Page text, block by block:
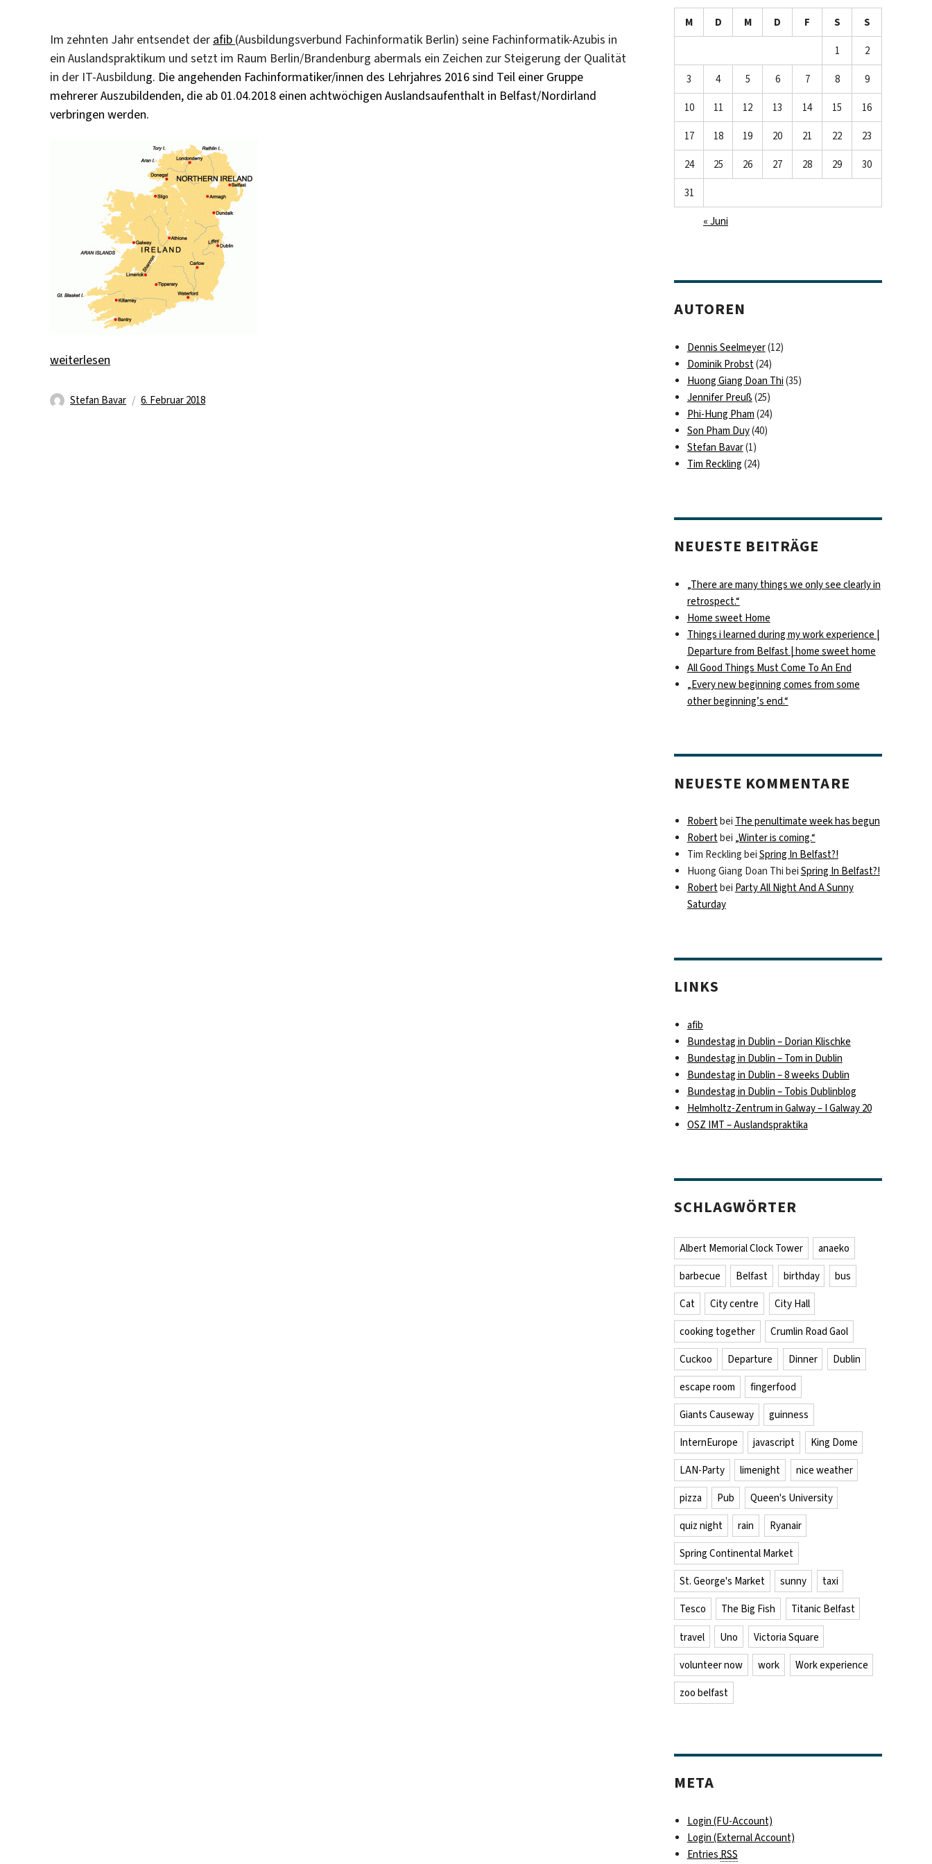
Im zehnten Jahr entsendet der afib (Ausbildungsverbund Fachinformatik Berlin) seine Fachinformatik-Azubis in
ein Auslandspraktikum und setzt im Raum Berlin/Brandenburg abermals ein Zeichen zur Steigerung der Qualität
in der IT-Ausbildung. Die angehenden Fachinformatiker/innen des Lehrjahres 2016 sind Teil einer Gruppe
mehrerer Auszubildenden, die ab 01.04.2018 einen achtwöchigen Auslandsaufenthalt in Belfast/Nordirland
verbringen werden.
„Das Auslandspraktikum“
weiterlesen
Autor
Stefan Bavar
Veröffentlicht
6. Februar 2018
M D M D F S S
1 2
3 4 5 6 7 8 9
10 11 12 13 14 15 16
17 18 19 20 21 22 23
24 25 26 27 28 29 30
31
« Juni
AUTOREN
Dennis Seelmeyer(12)
Dominik Probst(24)
Huong Giang Doan Thi (35)
Jennifer Preuß (25)
Phi-Hung Pham (24)
Son Pham Duy(40)
Stefan Bavar(1)
Tim Reckling (24)
NEUESTE BEITRÄGE
„There are many things we only see clearly in
retrospect.“
Home sweet Home
Things i learned during my work experience |
Departure from Belfast | home sweet home
All Good Things Must Come To An End
„Every new beginning comes from some
other beginning’s end.“
NEUESTE KOMMENTARE
Robertbei The penultimate week has begun
Robertbei „Winter is coming.“
Tim Reckling bei Spring In Belfast?!
Huong Giang Doan Thi bei Spring In Belfast?!
Robertbei Party All Night And A Sunny
Saturday
LINKS
afib
Bundestag in Dublin – Dorian Klischke
Bundestag in Dublin – Tom in Dublin
Bundestag in Dublin – 8 weeks Dublin
Bundestag in Dublin – Tobis Dublinblog
Helmholtz-Zentrum in Galway – I Galway 20
OSZ IMT – Auslandspraktika
SCHLAGWÖRTER
Albert Memorial Clock Tower anaeko
barbecue Belfast birthday bus
Cat City centre City Hall
cooking together Crumlin Road Gaol
Cuckoo Departure Dinner Dublin
escape room fingerfood
Giants Causeway guinness
InternEurope javascript King Dome
LAN-Party limenight nice weather
pizza Pub Queen's University
quiz night rain Ryanair
Spring Continental Market
St. George's Market sunny taxi
Tesco The Big Fish Titanic Belfast
travel Uno Victoria Square
volunteer now work Work experience
zoo belfast
META
Login (FU-Account)
Login (External Account)
EntriesRSS